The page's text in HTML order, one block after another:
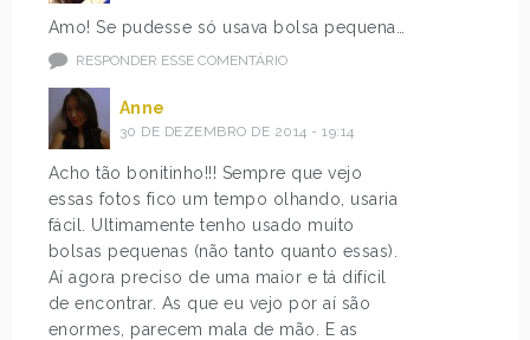
Amo! Se pudesse só usava bolsa pequena…
RESPONDER ESSE COMENTÁRIO
Anne
30 DE DEZEMBRO DE 2014 - 19:14
Acho tão bonitinho!!! Sempre que vejo
essas fotos fico um tempo olhando, usaria
fácil. Ultimamente tenho usado muito
bolsas pequenas (não tanto quanto essas).
Aí agora preciso de uma maior e tá difícil
de encontrar. As que eu vejo por aí são
enormes, parecem mala de mão. E as